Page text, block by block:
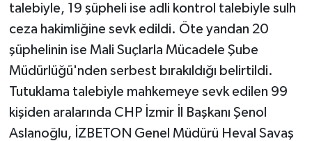
talebiyle, 19 şüpheli ise adli kontrol talebiyle sulh
ceza hakimliğine sevk edildi. Öte yandan 20
şüphelinin ise Mali Suçlarla Mücadele Şube
Müdürlüğü'nden serbest bırakıldığı belirtildi.
Tutuklama talebiyle mahkemeye sevk edilen 99
kişiden aralarında CHP İzmir İl Başkanı Şenol
Aslanoğlu, İZBETON Genel Müdürü Heval Savaş